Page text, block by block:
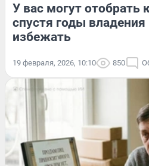
У вас могут отобрать
спустя годы владения
избежать
19 февраля, 2026, 10:10 850